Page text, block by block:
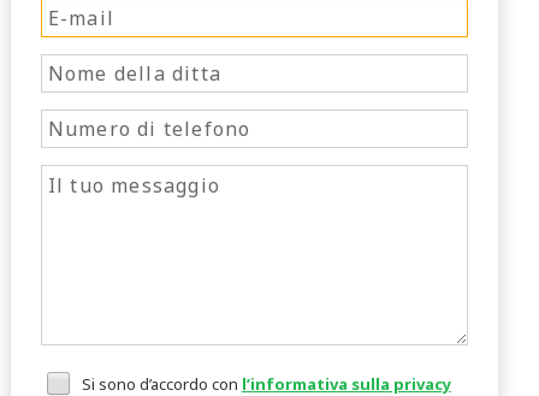
Si sono d’accordo con l’informativa sulla privacy